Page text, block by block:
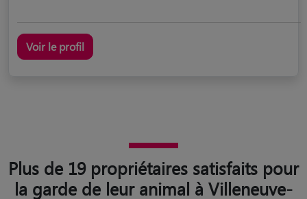
Voir le profil
Plus de 19 propriétaires satisfaits pour
la garde de leur animal à Villeneuve-